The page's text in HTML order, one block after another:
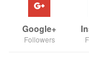
Google+
Followers